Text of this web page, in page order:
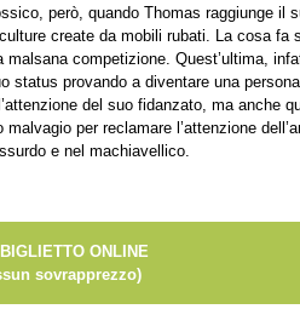
però, quando Thomas raggiunge il
create da mobili rubati. La cosa fa
competizione. Quest’ultima,
status provando a diventare una
del suo fidanzato, ma anche
per reclamare l’attenzione
e nel machiavellico.
ONLINE
sovrapprezzo)